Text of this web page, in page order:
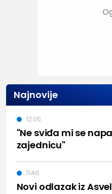
Najnovije
"Ne sviđa mi se
zajednicu"
12:05
Novi odlazak iz
11:46